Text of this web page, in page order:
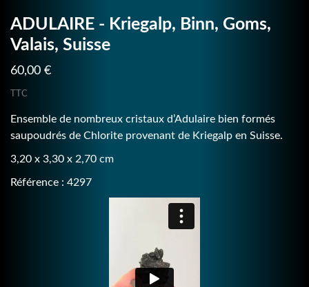
ADULAIRE - Kriegalp, Binn, Goms,
Valais, Suisse
60,00 €
TTC
Ensemble de nombreux cristaux d’Adulaire bien formés
saupoudrés de Chlorite provenant de Kriegalp en Suisse.
3,20 x 3,30 x 2,70 cm
Référence : 4297